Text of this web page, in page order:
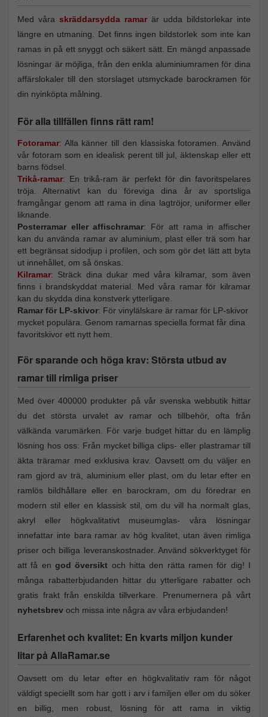
Med våra skräddarsydda ramar är udda bildstorlekar inte
längre en utmaning. Det finns ingen bildstorlek som inte kan
ramas in på ett snyggt och säkert sätt. En mängd anpassade
lösningar är möjliga, från den enkla aluminiumramen för dina
affärslokaler till den storslaget utsmyckade barockramen för
din nyinköpta målning.
För alla tillfällen finns rätt ram!
Fotoramar: Alla känner till den klassiska fotoramen. Använd
vår fotoram som en idealisk perent till jul, äktenskap eller ett
barns födsel.
Trikå-ramar: En trikå-ram är perfekt för din favoritspelares
tröja. Alternativt kan du föreviga dina år av sportsliga
framgångar genom att rama in dina lagtröjor, uniformer eller
liknande.
Posterramar eller affischramar: För att rama in affischer
kan du använda ramar av aluminium, plast eller trä som har
ett begränsat sidodjup i profilen, och som gör det lätt att byta
ut innehållet, om så önskas.
Kilramar: Sträck dina dukar med våra kilramar, som även
finns i brandskyddat material. Med våra ramar för kilramar
kan du skydda dina konstverk ytterligare.
Ramar för LP-skivor: För vinylälskare är ramar för LP-skivor
mycket populära. Genom ramarnas speciella format får dina
favoritskivor ett nytt hem.
För sparande och höga krav: Största utbud av
ramar till rimliga priser
Med över 400000 produkter på vår svenska webbutik hittar
du det största urvalet av ramar och tillbehör, ofta från
välkända varumärken. För varje budget hittar du en lämplig
lösning hos oss: Från mycket billiga clips- eller plastramar till
äkta träramar med exklusiva krav. Oavsett om du väljer en
ram gjord av trä, aluminium eller plast, om du letar efter en
ramlös bildhållare eller en barockram, om du föredrar en
modern stil eller en klassisk stil, om du vill ha normalt glas,
akryl eller högkvalitativt museumglas- våra lösningar
innefattar inte bara ramar av hög kvalitet, utan även rimliga
priser och billiga leveranskostnader. Använd sökverktyget för
att få en god översikt och hitta den rätta ramen för dig! I
många rabatterbjudanden hittar du ytterligare rabatter och
gratis frakt från enskilda tillverkare. Prenumernera på vårt
nyhetsbrev och missa inte några av våra erbjudanden!
Erfarenhet och kvalitet: En kvarts miljon kunder
litar på AllaRamar.se
Oavsett om du letar efter en högkvalitativ ram för något
väldigt speciellt som har gott i arv i familjen eller om du söker
en billig, men robust, lösning för att rama in viktig